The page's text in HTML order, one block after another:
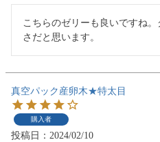
こちらのゼリーも良いですね
さだと思います。
真空パック産卵木★特太目
購入者
投稿日 2024/02/10